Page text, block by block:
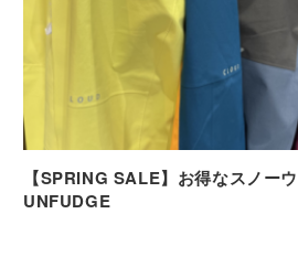
【SPRING SALE】お得なスノー
UNFUDGE